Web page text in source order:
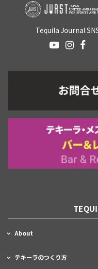
Tequila Journal
About
テキーラのつくり方